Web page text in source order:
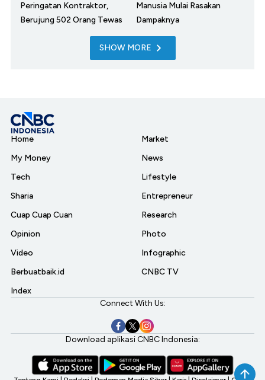
Peringatan Kontraktor,
Berujung 502 Orang Tewas
Manusia Mulai Rasakan
Dampaknya
SHOW MORE
Home
My Money
Tech
Sharia
Cuap Cuap Cuan
Opinion
Video
Berbuatbaik.id
Index
Market
News
Lifestyle
Entrepreneur
Research
Photo
Infographic
CNBC TV
Connect With Us:
Download aplikasi CNBC Indonesia: